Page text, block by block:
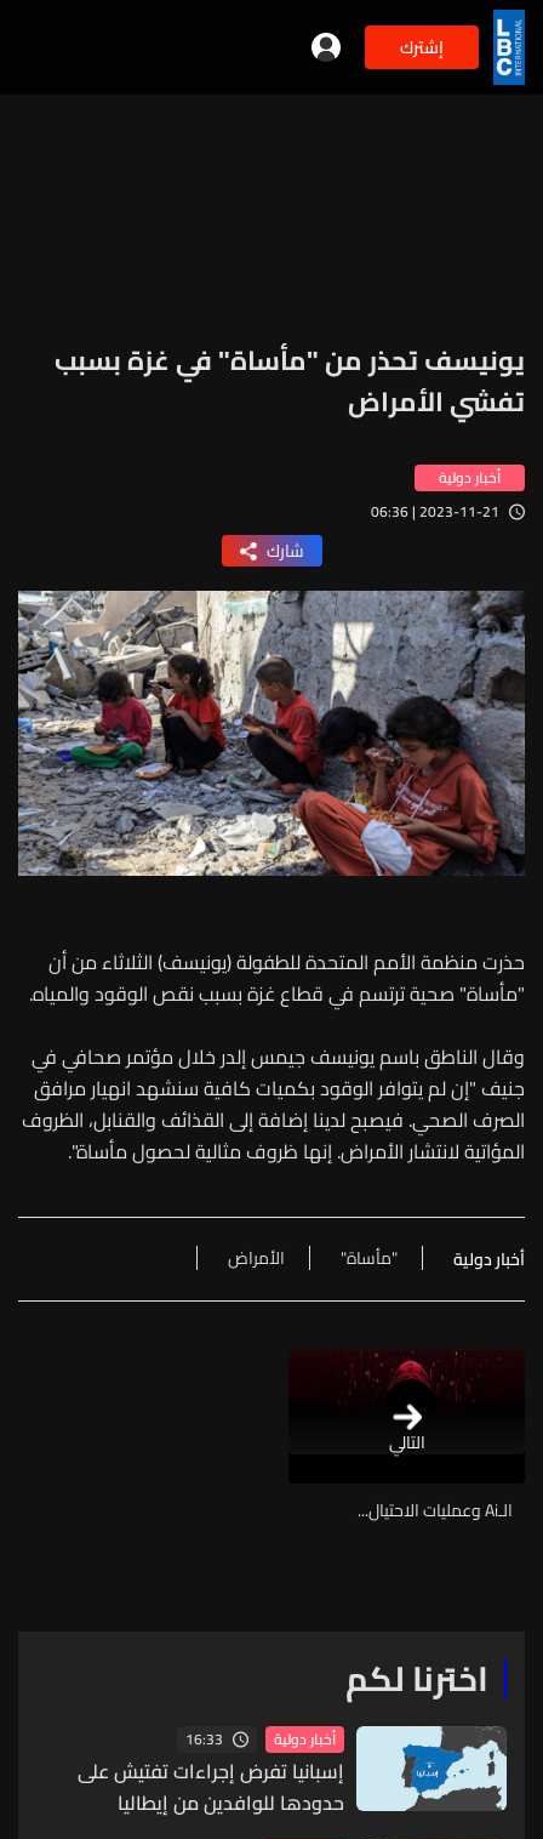
إشترك
يونيسف تحذر من "مأساة" في غزة بسبب
تفشي الأمراض
أخبار دولية
2023-11-21 | 06:36
شارك
حذرت منظمة الأمم المتحدة للطفولة (يونيسف) الثلاثاء من أن
"مأساة" صحية ترتسم في قطاع غزة بسبب نقص الوقود والمياه.
وقال الناطق باسم يونيسف جيمس إلدر خلال مؤتمر صحافي في
جنيف "إن لم يتوافر الوقود بكميات كافية سنشهد انهيار مرافق
الصرف الصحي. فيصبح لدينا إضافة إلى القذائف والقنابل، الظروف
المؤاتية لانتشار الأمراض. إنها ظروف مثالية لحصول مأساة".
أخبار دولية "مأساة" الأمراض
التالي
الـAi وعمليات الاحتيال...
اخترنا لكم
أخبار دولية 16:33
إسبانيا تفرض إجراءات تفتيش على
حدودها للوافدين من إيطاليا